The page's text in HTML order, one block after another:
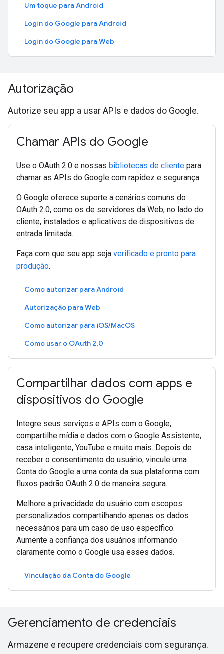
Um toque para Android
Login do Google para Android
Login do Google para Web
Autorização
Autorize seu app a usar APIs e dados do Google.
Chamar APIs do Google
Use o OAuth 2.0 e nossas bibliotecas de cliente para
chamar as APIs do Google com rapidez e segurança.
O Google oferece suporte a cenários comuns do
OAuth 2.0, como os de servidores da Web, no lado do
cliente, instalados e aplicativos de dispositivos de
entrada limitada.
Faça com que seu app seja verificado e pronto para
produção.
Como autorizar para Android
Autorização para Web
Como autorizar para iOS/MacOS
Como usar o OAuth 2.0
Compartilhar dados com apps e
dispositivos do Google
Integre seus serviços e APIs com o Google,
compartilhe mídia e dados com o Google Assistente,
casa inteligente, YouTube e muito mais. Depois de
receber o consentimento do usuário, vincule uma
Conta do Google a uma conta da sua plataforma com
fluxos padrão OAuth 2.0 de maneira segura.
Melhore a privacidade do usuário com escopos
personalizados compartilhando apenas os dados
necessários para um caso de uso específico.
Aumente a confiança dos usuários informando
claramente como o Google usa esses dados.
Vinculação da Conta do Google
Gerenciamento de credenciais
Armazene e recupere credenciais com segurança.